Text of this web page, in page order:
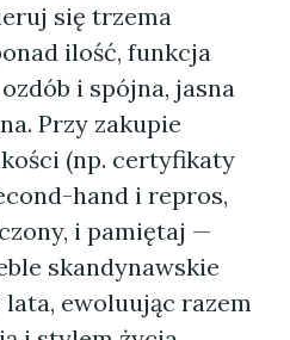
się trzema
ilość, funkcja
i spójna, jasna
Przy zakupie
(np. certyfikaty
hand i repros,
i pamiętaj —
skandynawskie
ewoluując razem